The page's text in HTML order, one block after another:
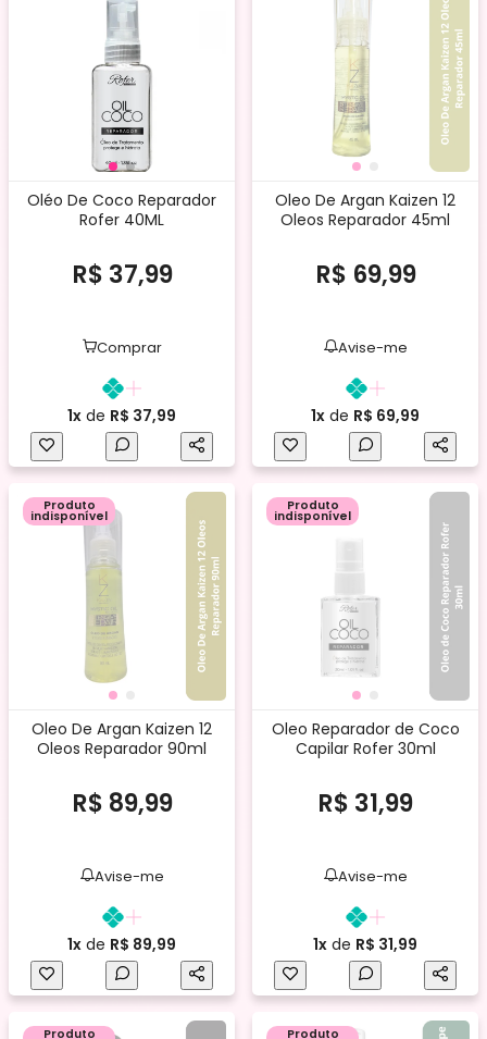
Oléo De Coco Reparador
Rofer 40ML
R$ 37,99
Comprar
1x de R$ 37,99
Oleo De Argan Kaizen 12
Oleos Reparador 45ml
R$ 69,99
Avise-me
1x de R$ 69,99
Produto
indisponível
Oleo De Argan Kaizen 12
Oleos Reparador 90ml
R$ 89,99
Avise-me
1x de R$ 89,99
Produto
indisponível
Oleo Reparador de Coco
Capilar Rofer 30ml
R$ 31,99
Avise-me
1x de R$ 31,99
Produto Produto